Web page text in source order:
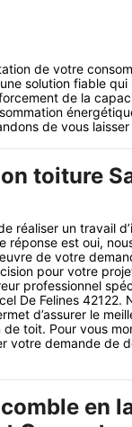
de votre
solution fiable
de la
de vous
toiture
réaliser un travail
réponse est oui,
de votre
pour votre
professionnel
De Felines 42122.
d’assurer le
toit. Pour vous
votre demande de
en